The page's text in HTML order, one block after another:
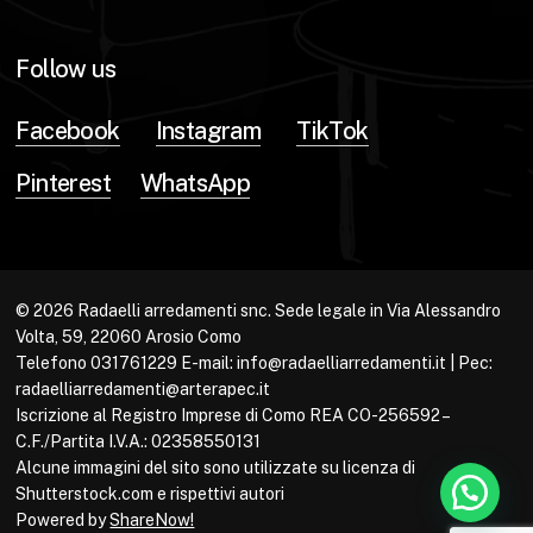
Follow us
Facebook Instagram
TikTok
Pinterest
WhatsApp
© 2026 Radaelli arredamenti snc. Sede legale in Via Alessandro
Volta, 59, 22060 Arosio Como
Telefono 031761229 E-mail: info@radaelliarredamenti.it | Pec:
radaelliarredamenti@arterapec.it
Iscrizione al Registro Imprese di Como REA CO-256592 –
C.F./Partita I.V.A.: 02358550131
Alcune immagini del sito sono utilizzate su licenza di
Shutterstock.com e rispettivi autori
Powered byShareNow!